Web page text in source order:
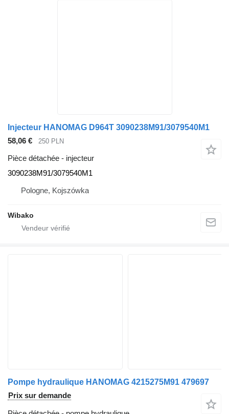
Injecteur HANOMAG D964T 3090238M91/3079540M1
58,06 €
250 PLN
Pièce détachée - injecteur
3090238M91/3079540M1
Pologne, Kojszówka
Wibako
Pompe hydraulique HANOMAG 4215275M91 479697
Prix sur demande